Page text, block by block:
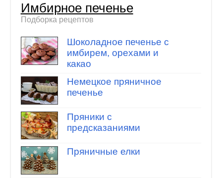
Имбирное печенье
Подборка рецептов
Шоколадное печенье с
имбирем, орехами и
какао
Немецкое пряничное
печенье
Пряники с
предсказаниями
Пряничные елки